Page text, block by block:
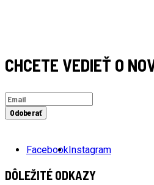
CHCETE VEDIEŤ O
Odoberať
Facebook Instagram
DÔLEŽITÉ ODKAZY